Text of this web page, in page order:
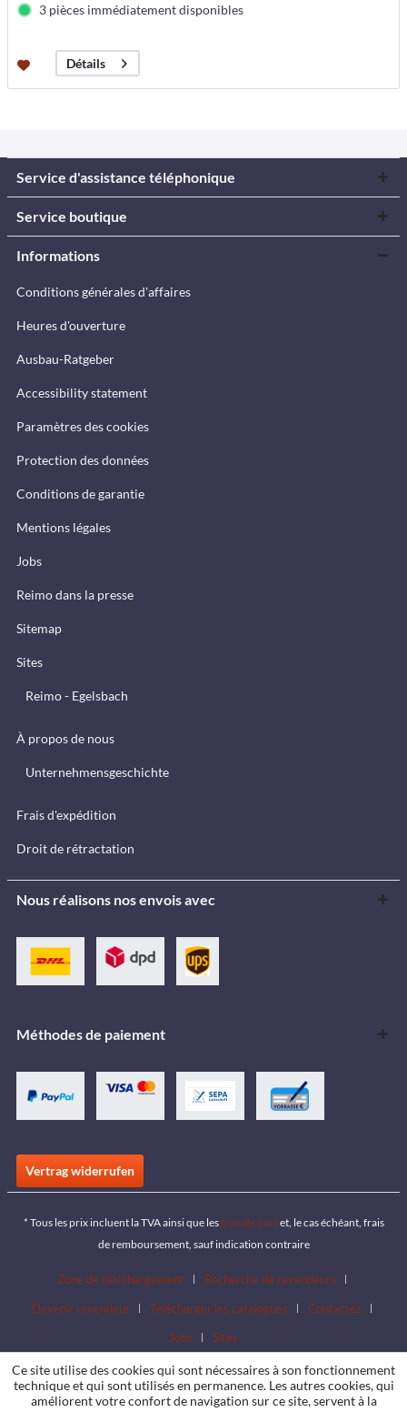
3 pièces immédiatement disponibles
Détails
Service d'assistance téléphonique
Service boutique
Informations
Conditions générales d'affaires
Heures d'ouverture
Ausbau-Ratgeber
Accessibility statement
Paramètres des cookies
Protection des données
Conditions de garantie
Mentions légales
Jobs
Reimo dans la presse
Sitemap
Sites
Reimo - Egelsbach
À propos de nous
Unternehmensgeschichte
Frais d'expédition
Droit de rétractation
Nous réalisons nos envois avec
Méthodes de paiement
Vertrag widerrufen
* Tous les prix incluent la TVA ainsi que lesfrais de portet, le cas échéant, frais
de remboursement, sauf indication contraire
Zone de téléchargement
Recherche de revendeurs
Devenir revendeur
Télécharger les catalogues
Contactez
Jobs
Sites
Ce site utilise des cookies qui sont nécessaires à son fonctionnement
technique et qui sont utilisés en permanence. Les autres cookies, qui
améliorent votre confort de navigation sur ce site, servent à la